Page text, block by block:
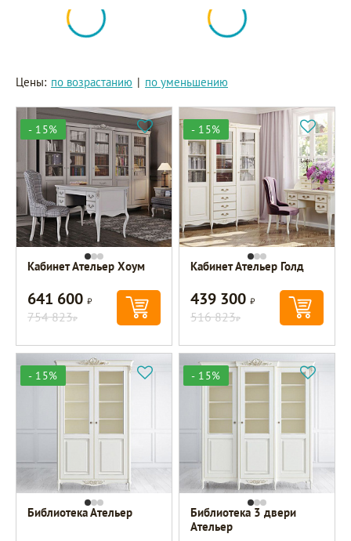
Цены: по возрастанию | по уменьшению
- 15%
Кабинет Ательер Хоум
641 600Р
754 823Р
- 15%
Кабинет Ательер Голд
439 300Р
516 823Р
- 15%
Библиотека Ательер
- 15%
Библиотека 3 двери
Ательер